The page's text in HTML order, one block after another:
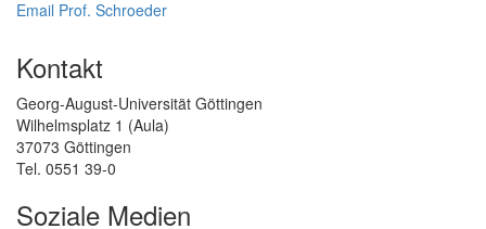
Email Prof. Schroeder
Kontakt
Georg-August-Universität Göttingen
Wilhelmsplatz 1 (Aula)
37073 Göttingen
Tel. 0551 39-0
Soziale Medien